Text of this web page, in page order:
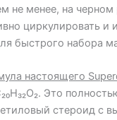
не менее, на
циркулировать и
быстрого набора
настоящего
. Это
стероид с